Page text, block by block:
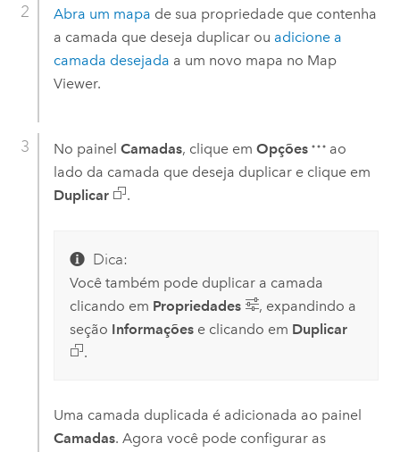
Abra um mapa de sua propriedade que contenha
a camada que deseja duplicar ou adicione a
camada desejada a um novo mapa no Map
Viewer.
No painel Camadas, clique em Opções
ao
lado da camada que deseja duplicar e clique em
Duplicar
.
Dica:
Você também pode duplicar a camada
clicando em Propriedades
, expandindo a
seção Informaçõese clicando em Duplicar
.
Uma camada duplicada é adicionada ao painel
Camadas. Agora você pode configurar as